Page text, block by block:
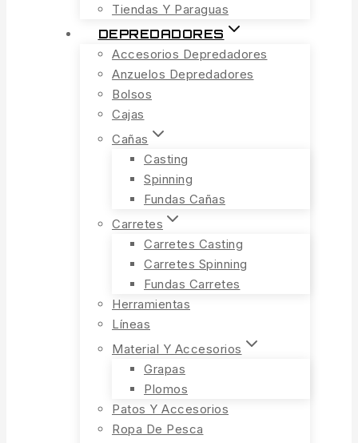
Tiendas Y Paraguas
DEPREDADORES
Accesorios Depredadores
Anzuelos Depredadores
Bolsos
Cajas
Cañas
Casting
Spinning
Fundas Cañas
Carretes
Carretes Casting
Carretes Spinning
Fundas Carretes
Herramientas
Líneas
Material Y Accesorios
Grapas
Plomos
Patos Y Accesorios
Ropa De Pesca